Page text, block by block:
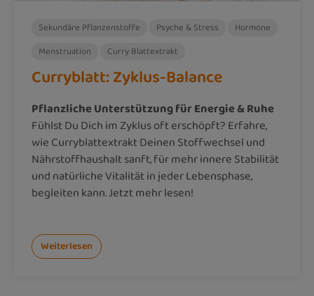
Sekundäre Pflanzenstoffe Psyche & Stress
Hormone
Menstruation
Curry Blattextrakt
Curryblatt: Zyklus-Balance
Pflanzliche Unterstützung für Energie & Ruhe
Fühlst Du Dich im Zyklus oft erschöpft? Erfahre,
wie Curryblattextrakt Deinen Stoffwechsel und
Nährstoffhaushalt sanft, für mehr innere Stabilität
und natürliche Vitalität in jeder Lebensphase,
begleiten kann. Jetzt mehr lesen!
Weiterlesen